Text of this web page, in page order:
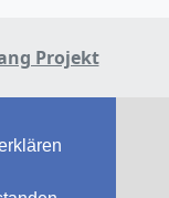
Projekt